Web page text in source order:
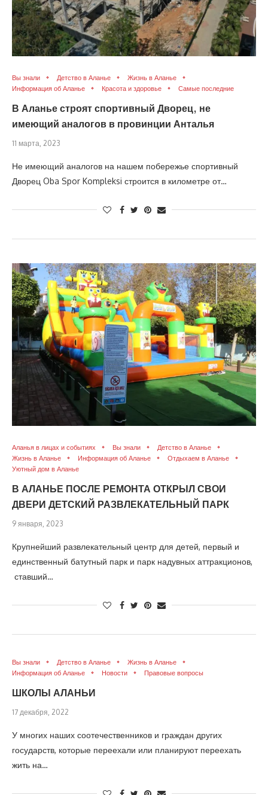
Вы знали Детство в Аланье
Жизнь в Аланье
Информация об Аланье
Красота и здоровье Самые последние
В Аланье строят спортивный Дворец, не
имеющий аналогов в провинции Анталья
11 марта, 2023
Не имеющий аналогов на нашем побережье спортивный
Дворец Oba Spor Kompleksi строится в километре от…
Аланья в лицах и событиях Вы знали
Детство в Аланье
Жизнь в Аланье
Информация об Аланье
Отдыхаем в Аланье
Уютный дом в Аланье
В АЛАНЬЕ ПОСЛЕ РЕМОНТА ОТКРЫЛ СВОИ
ДВЕРИ ДЕТСКИЙ РАЗВЛЕКАТЕЛЬНЫЙ ПАРК
9 января, 2023
Крупнейший развлекательный центр для детей, первый и
единственный батутный парк и парк надувных аттракционов,
ставший…
Вы знали Детство в Аланье
Жизнь в Аланье
Информация об Аланье
Новости Правовые вопросы
ШКОЛЫ АЛАНЬИ
17 декабря, 2022
У многих наших соотечественников и граждан других
государств, которые переехали или планируют переехать
жить на…